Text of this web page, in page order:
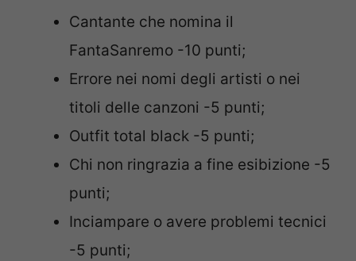
Cantante che nomina il
FantaSanremo -10 punti;
Errore nei nomi degli artisti o nei
titoli delle canzoni -5 punti;
Outfit total black -5 punti;
Chi non ringrazia a fine esibizione -5
punti;
Inciampare o avere problemi tecnici
-5 punti;